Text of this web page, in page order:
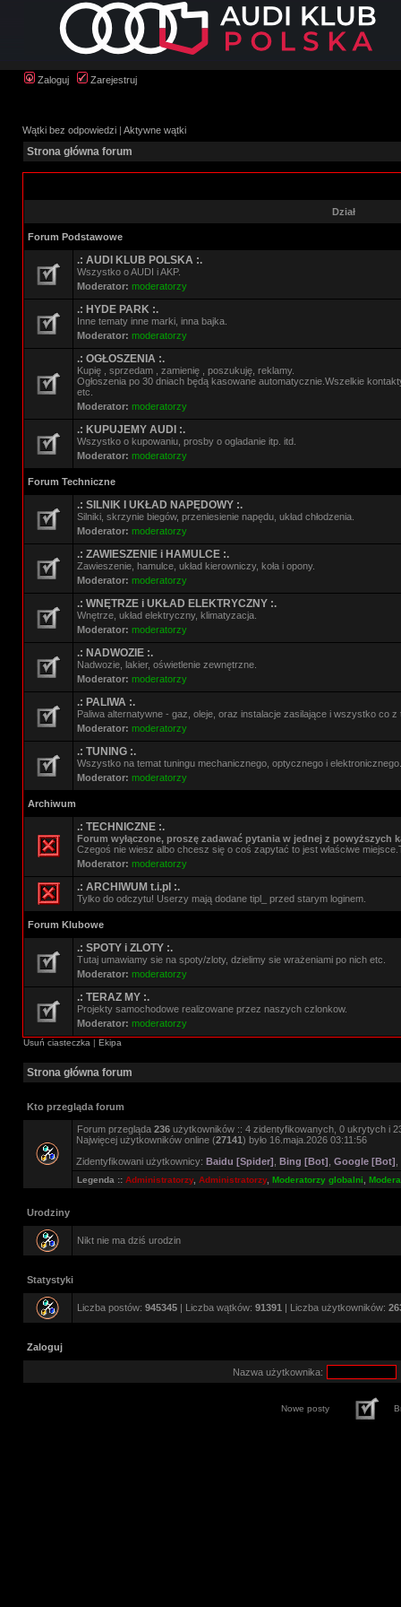
Zaloguj Zarejestruj
Wątki bez odpowiedzi | Aktywne wątki
Strona główna forum
Dział
Forum Podstawowe
.: AUDI KLUB POLSKA :.
Wszystko o AUDI i AKP.
Moderator: moderatorzy
.: HYDE PARK :.
Inne tematy inne marki, inna bajka.
Moderator: moderatorzy
.: OGŁOSZENIA :.
Kupię , sprzedam , zamienię , poszukuję, reklamy.
Ogłoszenia po 30 dniach będą kasowane automatycznie.Wszelkie
etc.
Moderator: moderatorzy
.: KUPUJEMY AUDI :.
Wszystko o kupowaniu, prosby o ogladanie itp. itd.
Moderator: moderatorzy
Forum Techniczne
.: SILNIK I UKŁAD NAPĘDOWY :.
Silniki, skrzynie biegów, przeniesienie napędu, układ chłodzenia.
Moderator: moderatorzy
.: ZAWIESZENIE i HAMULCE :.
Zawieszenie, hamulce, układ kierowniczy, koła i opony.
Moderator: moderatorzy
.: WNĘTRZE i UKŁAD ELEKTRYCZNY :.
Wnętrze, układ elektryczny, klimatyzacja.
Moderator: moderatorzy
.: NADWOZIE :.
Nadwozie, lakier, oświetlenie zewnętrzne.
Moderator: moderatorzy
.: PALIWA :.
Paliwa alternatywne - gaz, oleje, oraz instalacje zasilające i wszystko co z
Moderator: moderatorzy
.: TUNING :.
Wszystko na temat tuningu mechanicznego, optycznego i elektronicznego.
Moderator: moderatorzy
Archiwum
.: TECHNICZNE :.
Forum wyłączone, proszę zadawać pytania w jednej z powyższych
Czegoś nie wiesz albo chcesz się o coś zapytać to jest właściwe
Moderator: moderatorzy
.: ARCHIWUM t.i.pl :.
Tylko do odczytu! Userzy mają dodane tipl_ przed starym loginem.
Forum Klubowe
.: SPOTY i ZLOTY :.
Tutaj umawiamy sie na spoty/zloty, dzielimy sie wrażeniami po nich etc.
Moderator: moderatorzy
.: TERAZ MY :.
Projekty samochodowe realizowane przez naszych czlonkow.
Moderator: moderatorzy
Usuń ciasteczka | Ekipa
Strona główna forum
Kto przegląda forum
Forum przegląda 236 użytkowników :: 4 zidentyfikowanych, 0 ukrytych i
Najwięcej użytkowników online (27141) było 16.maja.2026 03:11:56
Zidentyfikowani użytkownicy: Baidu [Spider] Bing [Bot] Google [Bot]
Legenda :: Administratorzy, Administratorzy, Moderatorzy globalni
Urodziny
Nikt nie ma dziś urodzin
Statystyki
Liczba postów: 945345 | Liczba wątków: 91391 | Liczba użytkowników:
Zaloguj
Nazwa użytkownika:
Nowe posty